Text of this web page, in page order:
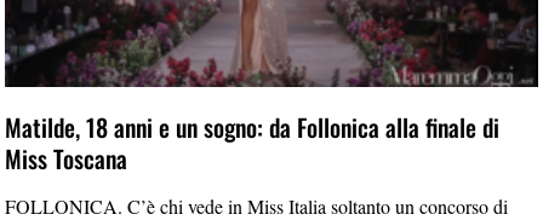
Matilde, 18 anni e un sogno: da Follonica alla finale di
Miss Toscana
FOLLONICA. C’è chi vede in Miss Italia soltanto un concorso di